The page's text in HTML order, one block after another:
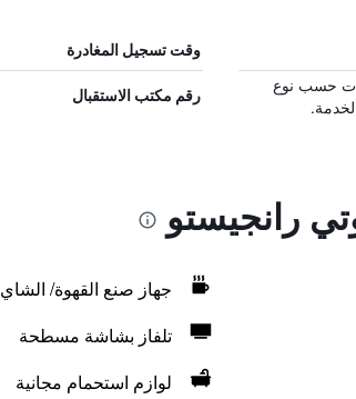
وقت تسجيل المغادرة
حسب نوع
رقم مكتب الاستقبال
رانجيستو
جهاز صنع القهوة/ الشاي
تلفاز بشاشة مسطحة
لوازم استحمام مجانية